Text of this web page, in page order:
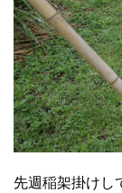
先週稲架掛けし